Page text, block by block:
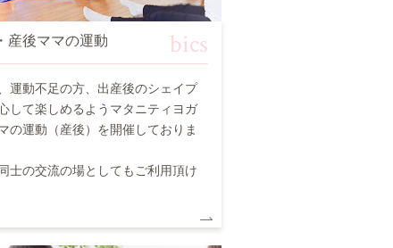
産後ママの運動 bics
運動不足の方、出産後のシェイプ
して楽しめるようマタニティヨガ
の運動（産後）を開催しておりま
士の交流の場としてもご利用頂け